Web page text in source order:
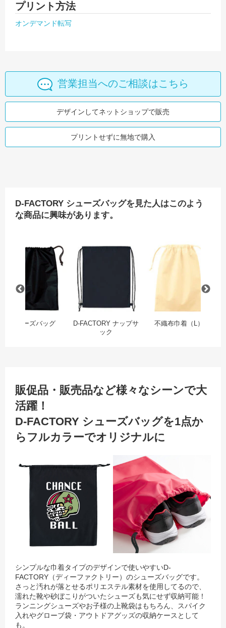
プリント方法
オンデマンド転写
営業担当へのご相談はこちら
デザインしてネットショップで販売
プリントせずに無地で購入
D-FACTORY シューズバッグを見た人はこのよう
な商品に興味があります。
ェアトレードコットンフリル巾着（M）
シューズバッグ
シューズバッグ
D-FACTORY ナップサ
ック
D-FACTORY ナップサッ
不織布巾着（L）
販促品・販売品など様々なシーンで大
活躍！
D-FACTORY シューズバッグを1点か
らフルカラーでオリジナルに
シンプルな巾着タイプのデザインで使いやすいD-
FACTORY（ディーファクトリー）のシューズバッグです。
さっと汚れが落とせるポリエステル素材を使用してるので、
濡れた靴や砂ぼこりがついたシューズも気にせず収納可能！
ランニングシューズやお子様の上靴袋はもちろん、スパイク
入れやグローブ袋・アウトドアグッズの収納ケースとして
も。